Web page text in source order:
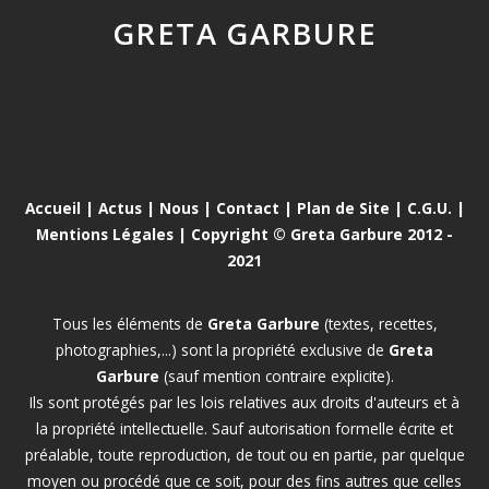
GRETA GARBURE
Accueil | Actus| Nous| Contact | Plan de Site | C.G.U. |
Mentions Légales | Copyright © Greta Garbure 2012 -
2021
Tous les éléments de Greta Garbure (textes, recettes,
photographies,...) sont la propriété exclusive de Greta
Garbure (sauf mention contraire explicite).
Ils sont protégés par les lois relatives aux droits d'auteurs et à
la propriété intellectuelle. Sauf autorisation formelle écrite et
préalable, toute reproduction, de tout ou en partie, par quelque
moyen ou procédé que ce soit, pour des fins autres que celles